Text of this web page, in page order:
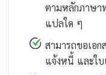
ตามหลักภาษา
แปลใด ๆ
สามารถขอเอก
แจ้งหนี้ และใบ